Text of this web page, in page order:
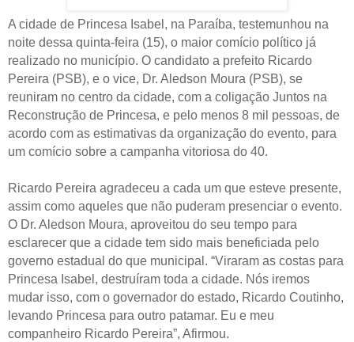
A cidade de Princesa Isabel, na Paraíba, testemunhou na
noite dessa quinta-feira (15), o maior comício político já
realizado no município. O candidato a prefeito Ricardo
Pereira (PSB), e o vice, Dr. Aledson Moura (PSB), se
reuniram no centro da cidade, com a coligação Juntos na
Reconstrução de Princesa, e pelo menos 8 mil pessoas, de
acordo com as estimativas da organização do evento, para
um comício sobre a campanha vitoriosa do 40.
Ricardo Pereira agradeceu a cada um que esteve presente,
assim como aqueles que não puderam presenciar o evento.
O Dr. Aledson Moura, aproveitou do seu tempo para
esclarecer que a cidade tem sido mais beneficiada pelo
governo estadual do que municipal. “Viraram as costas para
Princesa Isabel, destruíram toda a cidade. Nós iremos
mudar isso, com o governador do estado, Ricardo Coutinho,
levando Princesa para outro patamar. Eu e meu
companheiro Ricardo Pereira”, Afirmou.